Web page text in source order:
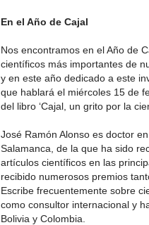
En el Año de Cajal
Nos encontramos en el Año de
científicos más importantes de
y en este año dedicado a este
que hablará el miércoles 15 de
del libro ‘Cajal, un grito por la
José Ramón Alonso es doctor
Salamanca, de la que ha sido
artículos científicos en las
recibido numerosos premios
Escribe frecuentemente sobre
como consultor internacional y
Bolivia y Colombia.